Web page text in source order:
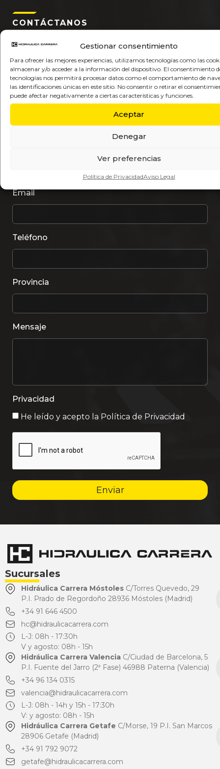
Gestionar consentimiento
Para ofrecer las mejores experiencias, utilizamos tecnologías como las
almacenar y/o acceder a la información del dispositivo. El consentimiento
tecnologías nos permitirá procesar datos como el comportamiento de
las identificaciones únicas en este sitio. No consentir o retirar el
puede afectar negativamente a ciertas características y funciones.
Aceptar
Denegar
Ver preferencias
Política de PrivacidadAviso Legal
CONTÁCTANOS
Solicita más información
hc@hidraulicacarrera.com
valencia@hidraulicacarrera.com
getafe@hidraulicacarrera.com
Nombre
Email
Teléfono
Provincia
Mensaje
Privacidad
He leído y acepto la Política de Privacidad
Enviar
Sucursales
Hidráulica Carrera MóstolesC/Torres Quevedo, 29
P.I. Prado de Regordoño 28936 Móstoles (Madrid)
+34 91 646 4500
hc@hidraulicacarrera.com
L-J: 08h - 17:30h
V y agosto: 08h - 15h
Hidráulica Carrera ValenciaC/Ciudad de Barcelona, 5
P.I. Fuente del Jarro (2ª Fase) 46988 Paterna (Valencia)
+34 96 134 0315
valencia@hidraulicacarrera.com
L-J: 08h - 14h y 15h - 17:30h
V: y agosto: 08h - 15h
Hidráulica Carrera Getafe C/Morse, 19 P.I. San Marcos
28906 Getafe (Madrid)
+34 91 792 9072
getafe@hidraulicacarrera.com